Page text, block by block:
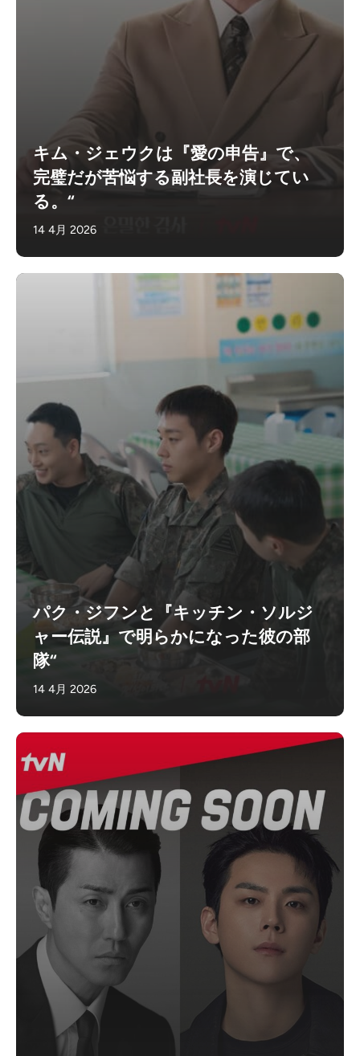
キム・ジェウクは『愛の申告』で、
完璧だが苦悩する副社長を演じてい
る。“
14 4月 2026
パク・ジフンと『キッチン・ソルジ
ャー伝説』で明らかになった彼の部
隊“
14 4月 2026